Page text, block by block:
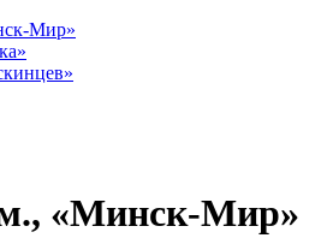
Мир»
«Минск-Мир»